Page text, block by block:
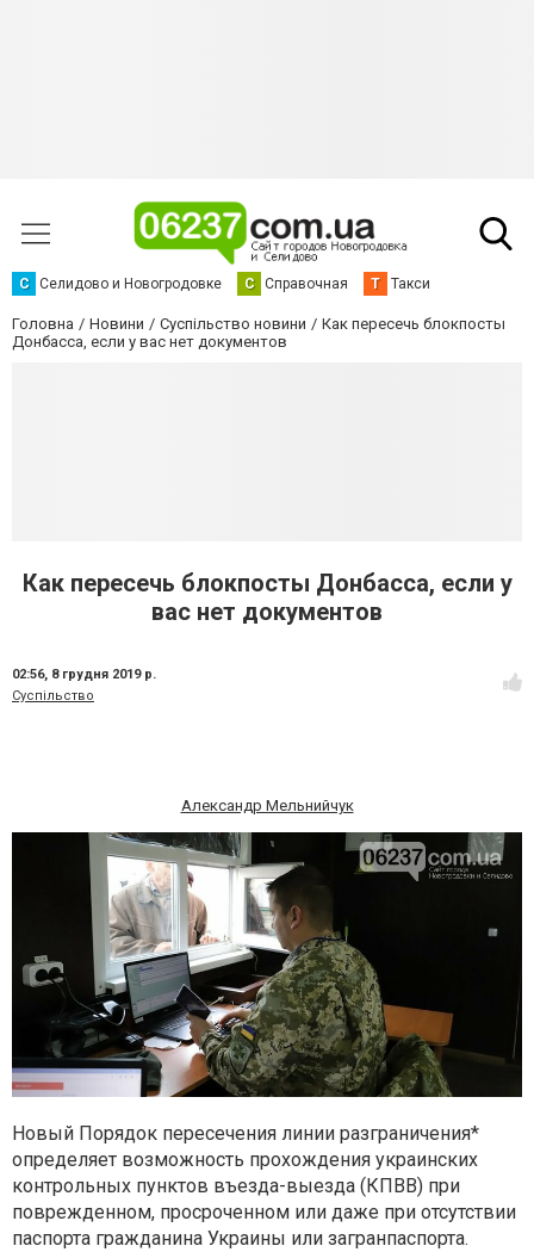
С Селидово и Новогродовке С Справочная Т Такси
Головна Новини Суспільство новини
Как пересечь блокпосты
Донбасса, если у вас нет документов
Как пересечь блокпосты Донбасса, если у
вас нет документов
02:56, 8 грудня 2019 р.
Суспільство
Александр Мельнийчук
Новый Порядок пересечения линии разграничения*
определяет возможность прохождения украинских
контрольных пунктов въезда-выезда (КПВВ) при
поврежденном, просроченном или даже при отсутствии
паспорта гражданина Украины или загранпаспорта.